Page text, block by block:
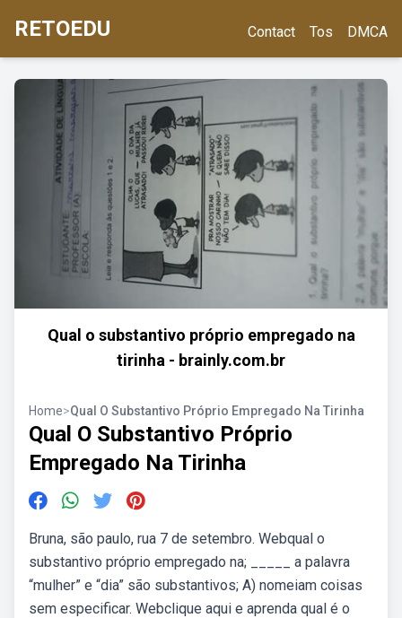
RETOEDU Contact Tos DMCA
Qual o substantivo próprio empregado na
tirinha - brainly.com.br
Home>Qual O Substantivo Próprio Empregado Na Tirinha
Qual O Substantivo Próprio
Empregado Na Tirinha
Bruna, são paulo, rua 7 de setembro. Webqual o
substantivo próprio empregado na; _____ a palavra
“mulher” e “dia” são substantivos; A) nomeiam coisas
sem especificar. Webclique aqui e aprenda qual é o